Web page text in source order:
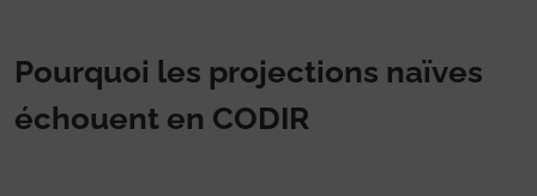
Pourquoi les projections naïves
échouent en CODIR